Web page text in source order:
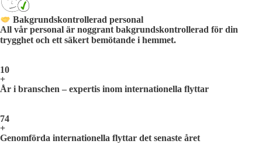
Bakgrundskontrollerad personal
All vår personal är noggrant bakgrundskontrollerad för din
trygghet och ett säkert bemötande i hemmet.
10
+
År i branschen – expertis inom internationella flyttar
74
+
Genomförda internationella flyttar det senaste året